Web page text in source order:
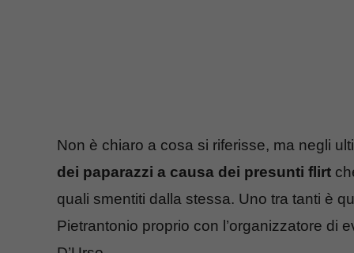
Non è chiaro a cosa si riferisse, ma negli
dei paparazzi a causa dei presunti flirt
quali smentiti dalla stessa. Uno tra tanti è
Pietrantonio proprio con l’organizzatore di